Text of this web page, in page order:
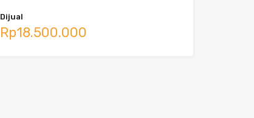
Dijual
Rp18.500.000